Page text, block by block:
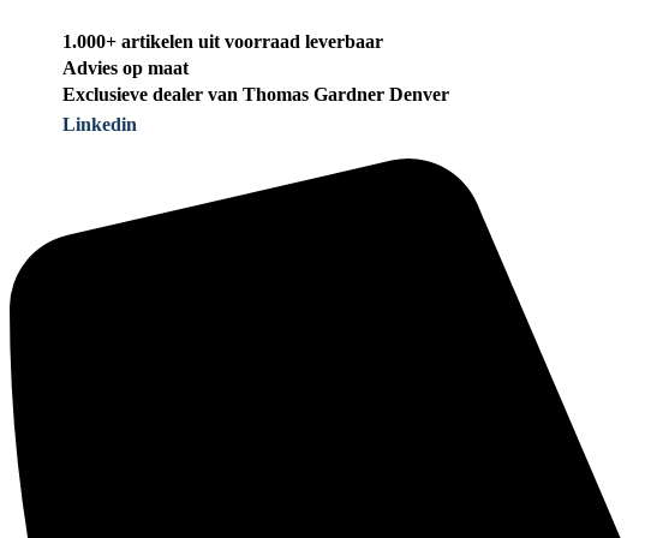
1.000+ artikelen uit voorraad leverbaar
Advies op maat
Exclusieve dealer van Thomas Gardner Denver
Linkedin